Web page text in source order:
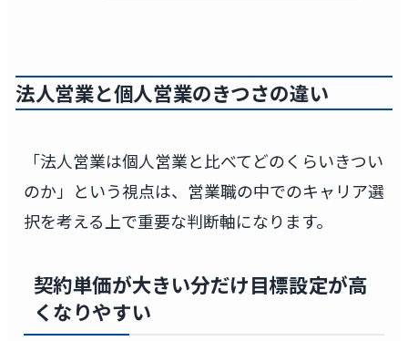
法人営業と個人営業のきつさの違い
「法人営業は個人営業と比べてどのくらいきつい
のか」という視点は、営業職の中でのキャリア選
択を考える上で重要な判断軸になります。
契約単価が大きい分だけ目標設定が高
くなりやすい